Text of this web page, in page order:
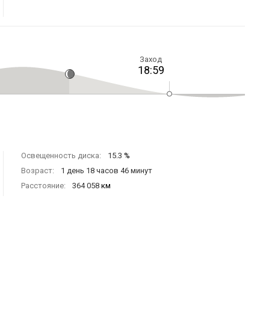
Заход
18:59
Освещенность диска: 15.3 %
Возраст:
1 день 18 часов 46 минут
Расстояние:
364 058 км